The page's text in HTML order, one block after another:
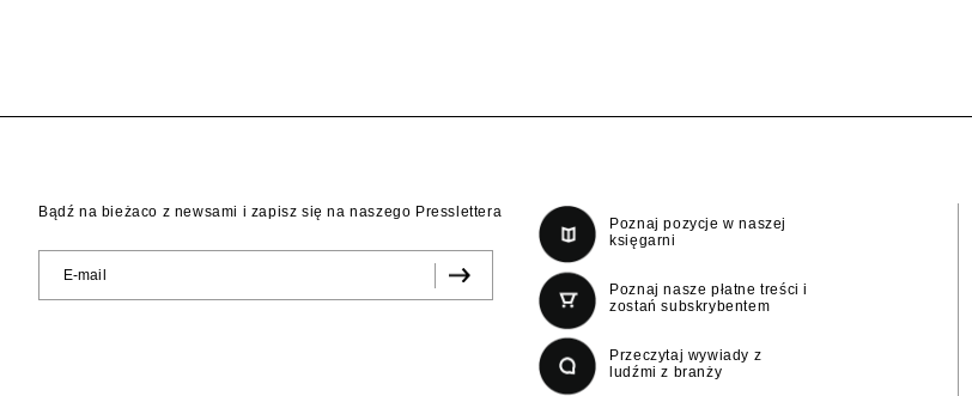
Bądź na bieżaco z newsami i zapisz się na naszego Presslettera
Poznaj pozycje w naszej
księgarni
Poznaj nasze płatne treści i
zostań subskrybentem
Przeczytaj wywiady z
ludźmi z branży